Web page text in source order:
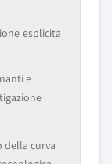
esplicita
e
della curva